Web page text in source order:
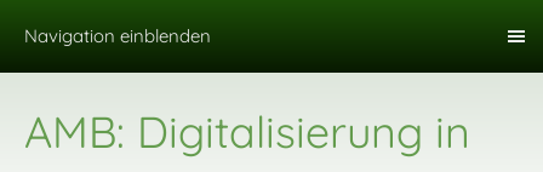
Navigation einblenden
AMB: Digitalisierung in